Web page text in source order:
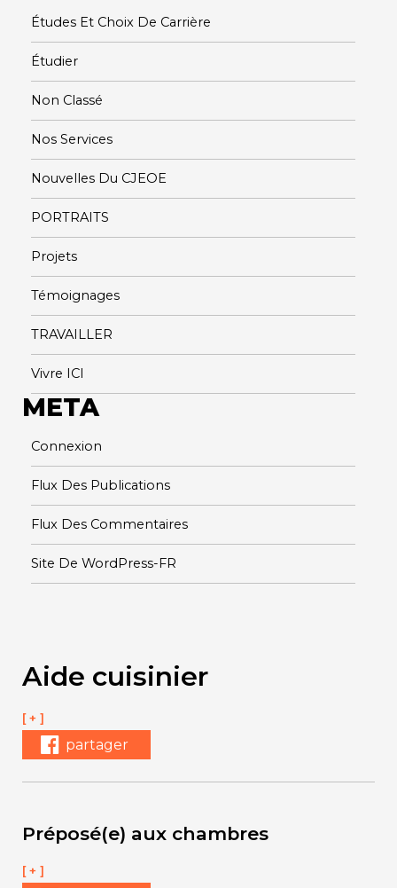
Études Et Choix De Carrière
Étudier
Non Classé
Nos Services
Nouvelles Du CJEOE
PORTRAITS
Projets
Témoignages
TRAVAILLER
Vivre ICI
META
Connexion
Flux Des Publications
Flux Des Commentaires
Site De WordPress-FR
Aide cuisinier
[ + ]
partager
Préposé(e) aux chambres
[ + ]